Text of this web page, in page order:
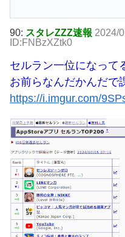
90: スタレZZZ速報 2024/
ID:FNBzXZtk0
セルラン一位になって
お前らなんだかんだで
https://i.imgur.com/